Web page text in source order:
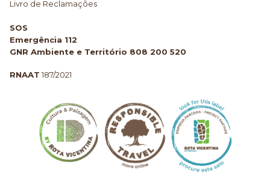
Livro de Reclamações
SOS
Emergência 112
GNR Ambiente e Território 808 200 520
RNAAT 187/2021